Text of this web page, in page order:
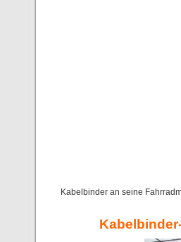
Kabelbinder an seine